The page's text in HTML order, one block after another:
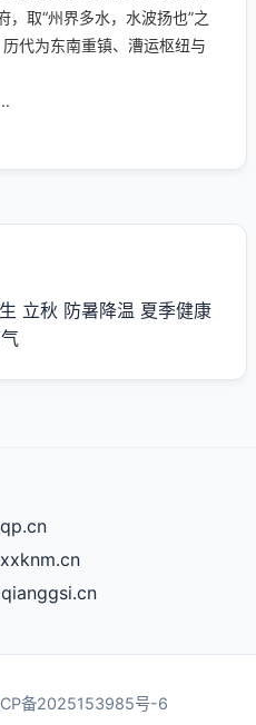
取“州界多水，水波扬也”之
历代为东南重镇、漕运枢纽与
立秋 防暑降温 夏季健康
备2025153985号-6